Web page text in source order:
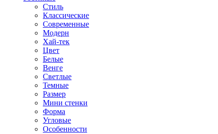
Стиль
Классические
Современные
Модерн
Хай-тек
Цвет
Белые
Венге
Светлые
Темные
Размер
Мини стенки
Форма
Угловые
Особенности